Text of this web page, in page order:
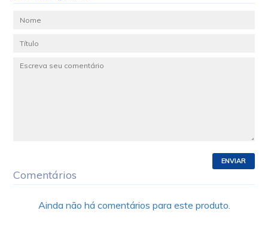
ENVIAR
Comentários
Ainda não há comentários para este produto.